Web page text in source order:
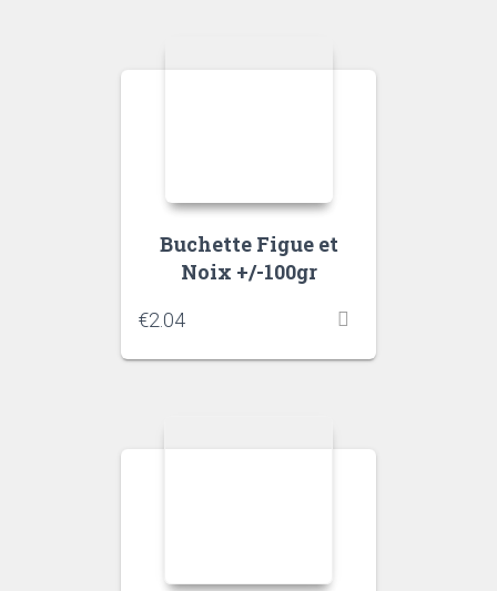
Buchette Figue et
Noix +/-100gr
€2.04